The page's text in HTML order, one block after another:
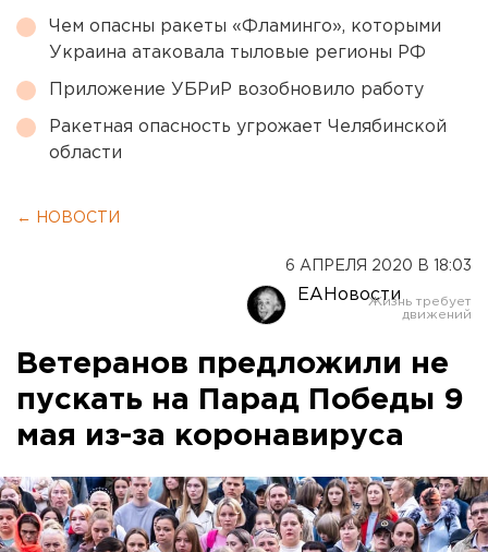
Чем опасны ракеты «Фламинго», которыми
Украина атаковала тыловые регионы РФ
Приложение УБРиР возобновило работу
Ракетная опасность угрожает Челябинской
области
← НОВОСТИ
6 АПРЕЛЯ 2020 В 18:03
ЕАНовости
Ветеранов предложили не
пускать на Парад Победы 9
мая из-за коронавируса